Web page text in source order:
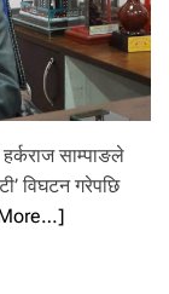
साम्पाङले
विघटन गरेपछि